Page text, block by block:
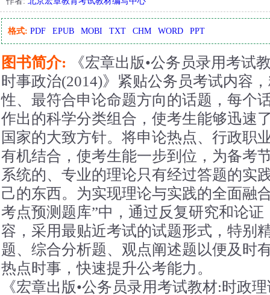
格式: PDF EPUB MOBI TXT CHM WORD PPT
图书简介: 《宏章出版•公务员录用考试
时事政治(2014)》紧贴公务员考试内容
性、最符合申论命题方向的话题，每个
作出的科学分类组合，使考生能够迅速
国家的大致方针。将申论热点、行政职
有机结合，使考生能一步到位，为备考
系统的、专业的理论只有经过答题的实
己的东西。为实现理论与实践的全面融
考点预测题库”中，通过反复研究和论
容，采用最贴近考试的试题形式，特别
题、综合分析题、观点阐述题以便及时
热点时事，快速提升公考能力。
《宏章出版•公务员录用考试教材:时政